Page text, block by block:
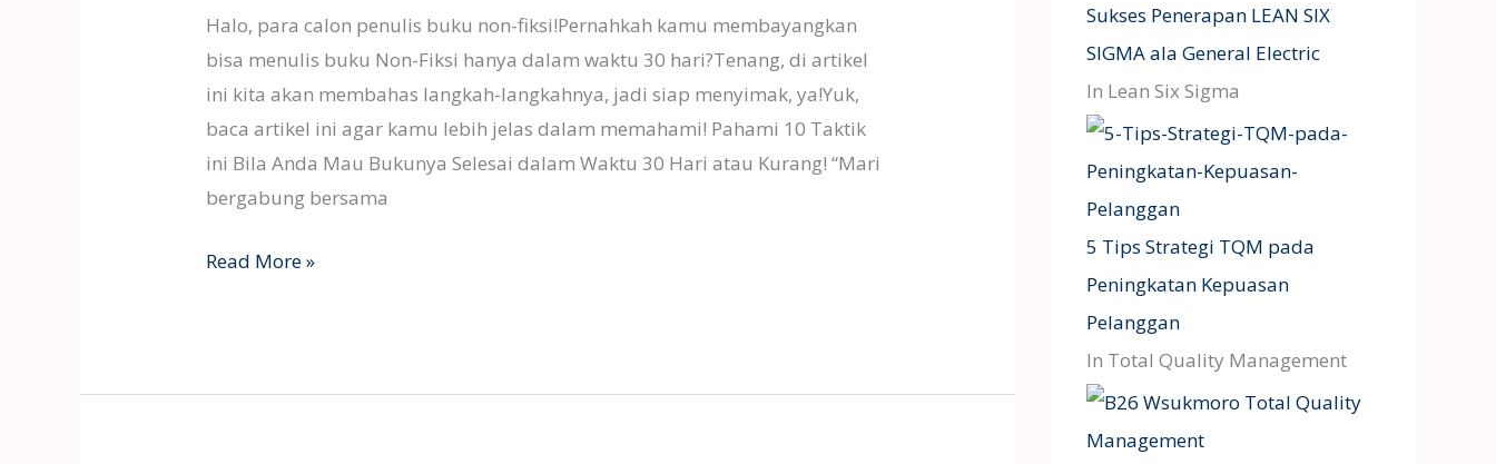
Halo, para calon penulis buku non-fiksi!Pernahkah kamu membayangkan
bisa menulis buku Non-Fiksi hanya dalam waktu 30 hari?Tenang, di artikel
ini kita akan membahas langkah-langkahnya, jadi siap menyimak, ya!Yuk,
baca artikel ini agar kamu lebih jelas dalam memahami! Pahami 10 Taktik
ini Bila Anda Mau Bukunya Selesai dalam Waktu 30 Hari atau Kurang! “Mari
bergabung bersama
Selesai
dalam
Waktu
30
Hari
Read More »
Sukses Penerapan LEAN SIX
SIGMA ala General Electric
In Lean Six Sigma
5 Tips Strategi TQM pada
Peningkatan Kepuasan
Pelanggan
In Total Quality Management